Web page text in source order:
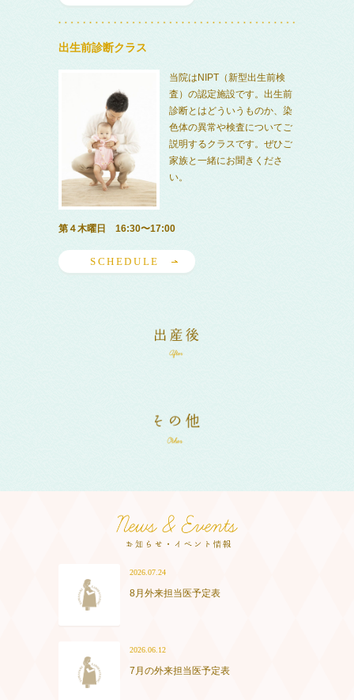
出生前診断クラス
当院はNIPT（新型出生前検
査）の認定施設です。出生前
診断とはどういうものか、染
色体の異常や検査についてご
説明するクラスです。ぜひご
家族と一緒にお聞きくださ
い。
第４木曜日 16:30〜17:00
SCHEDULE
2026.07.24
8月外来担当医予定表
2026.06.12
7月の外来担当医予定表